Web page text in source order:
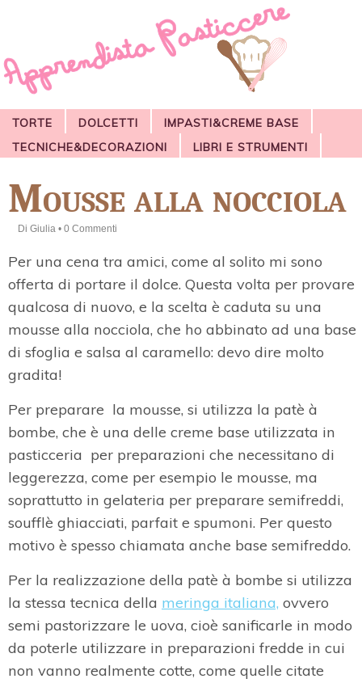
TORTE DOLCETTI
IMPASTI&CREME BASE
TECNICHE&DECORAZIONI
LIBRI E STRUMENTI
Mousse alla nocciola
Di Giulia • 0 Commenti
Per una cena tra amici, come al solito mi sono
offerta di portare il dolce. Questa volta per provare
qualcosa di nuovo, e la scelta è caduta su una
mousse alla nocciola, che ho abbinato ad una base
di sfoglia e salsa al caramello: devo dire molto
gradita!
Per preparare la mousse, si utilizza la patè à
bombe, che è una delle creme base utilizzata in
pasticceria per preparazioni che necessitano di
leggerezza, come per esempio le mousse, ma
soprattutto in gelateria per preparare semifreddi,
soufflè ghiacciati, parfait e spumoni. Per questo
motivo è spesso chiamata anche base semifreddo.
Per la realizzazione della patè à bombe si utilizza
la stessa tecnica della meringa italiana, ovvero
semi pastorizzare le uova, cioè sanificarle in modo
da poterle utilizzare in preparazioni fredde in cui
non vanno realmente cotte, come quelle citate